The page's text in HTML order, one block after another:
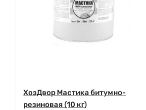
ХозДвор Мастика битумно-
резиновая (10 кг)